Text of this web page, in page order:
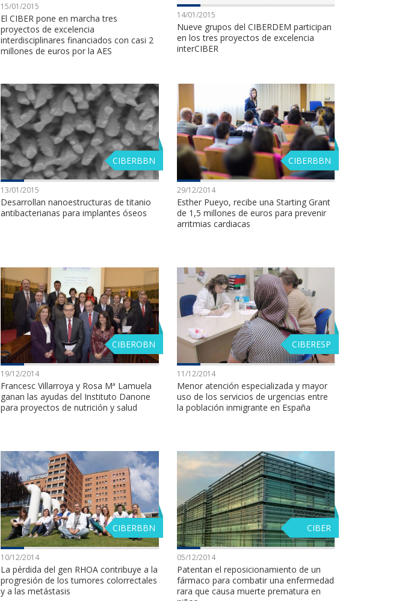
15/01/2015
El CIBER pone en marcha tres
proyectos de excelencia
interdisciplinares financiados con casi 2
millones de euros por la AES
14/01/2015
Nueve grupos del CIBERDEM participan
en los tres proyectos de excelencia
interCIBER
CIBERBBN
13/01/2015
Desarrollan nanoestructuras de titanio
antibacterianas para implantes óseos
CIBERBBN
29/12/2014
Esther Pueyo, recibe una Starting Grant
de 1,5 millones de euros para prevenir
arritmias cardiacas
CIBEROBN
19/12/2014
Francesc Villarroya y Rosa Mª Lamuela
ganan las ayudas del Instituto Danone
para proyectos de nutrición y salud
CIBERESP
11/12/2014
Menor atención especializada y mayor
uso de los servicios de urgencias entre
la población inmigrante en España
CIBERBBN
10/12/2014
La pérdida del gen RHOA contribuye a la
progresión de los tumores colorrectales
y a las metástasis
CIBER
05/12/2014
Patentan el reposicionamiento de un
fármaco para combatir una enfermedad
rara que causa muerte prematura en